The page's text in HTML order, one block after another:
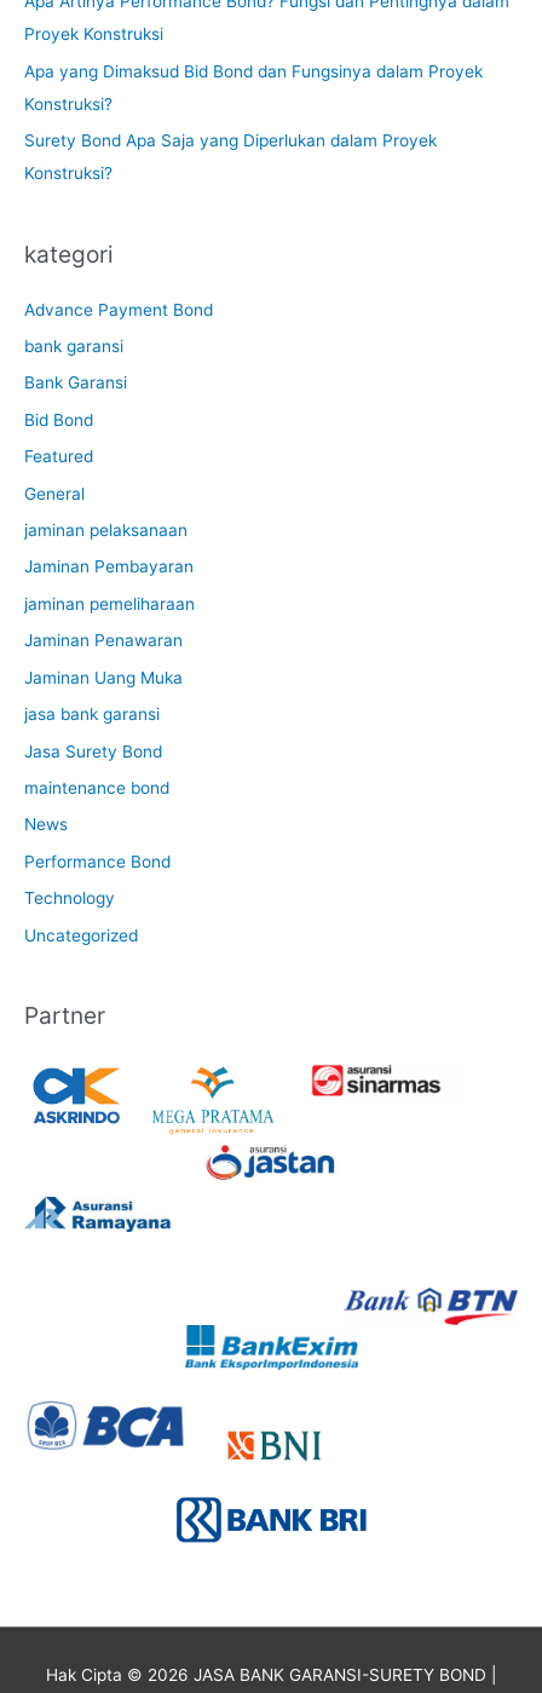
Proyek Konstruksi
Apa yang Dimaksud Bid Bond dan Fungsinya dalam Proyek
Konstruksi?
Surety Bond Apa Saja yang Diperlukan dalam Proyek
Konstruksi?
kategori
Advance Payment Bond
bank garansi
Bank Garansi
Bid Bond
Featured
General
jaminan pelaksanaan
Jaminan Pembayaran
jaminan pemeliharaan
Jaminan Penawaran
Jaminan Uang Muka
jasa bank garansi
Jasa Surety Bond
maintenance bond
News
Performance Bond
Technology
Uncategorized
Partner
Hak Cipta © 2026 JASA BANK GARANSI-SURETY BOND